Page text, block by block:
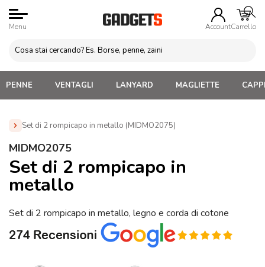
Menu AccountCarrello
PENNE VENTAGLI LANYARD MAGLIETTE
Set di 2 rompicapo in metallo (MIDMO2075)
Home » Gadget per Bambini Personalizzati
(MIDMO2075)
MIDMO2075
Set di 2 rompicapo in
metallo
Set di 2 rompicapo in metallo, legno e corda di cotone